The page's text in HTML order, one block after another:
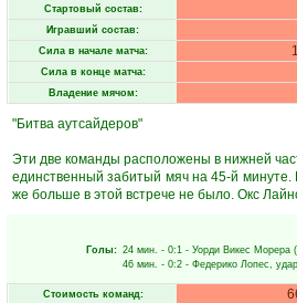
Стартовый состав:
Игравший состав:
Сила в начале матча:
Сила в конце матча:
Владение мячом:
"Битва аутсайдеров"
Эти две команды расположены в нижней
единственный забитый мяч на 45-й минуте.
же больше в этой встрече не было. Окс
Голы: 24 мин. - 0:1 - Уорди Викес Морера
46 мин. - 0:2 - Федерико Лопес,
Стоимость команд: